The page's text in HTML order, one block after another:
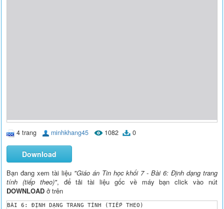
4 trang minhkhang45 1082 0
Download
Bạn đang xem tài liệu "Giáo án Tin học khối 7 - Bài 6: Định dạng trang
tính (tiếp theo)", để tải tài liệu gốc về máy bạn click vào nút
DOWNLOAD ở trên
BÀI 6: ĐỊNH DẠNG TRANG TÍNH (TIẾP THEO)